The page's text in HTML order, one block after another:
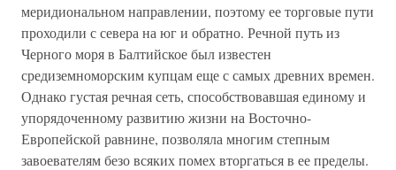
меридиональном направлении, поэтому ее торговые пути
проходили с севера на юг и обратно. Речной путь из
Черного моря в Балтийское был известен
средиземноморским купцам еще с самых древних времен.
Однако густая речная сеть, способствовавшая единому и
упорядоченному развитию жизни на Восточно-
Европейской равнине, позволяла многим степным
завоевателям безо всяких помех вторгаться в ее пределы.